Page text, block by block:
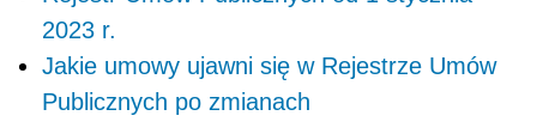
2023 r.
Jakie umowy ujawni się w Rejestrze Umów
Publicznych po zmianach